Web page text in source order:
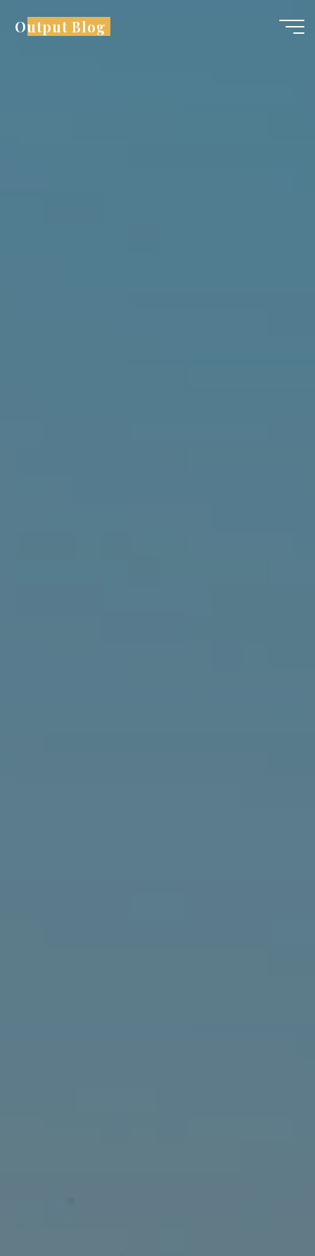
Output Blog